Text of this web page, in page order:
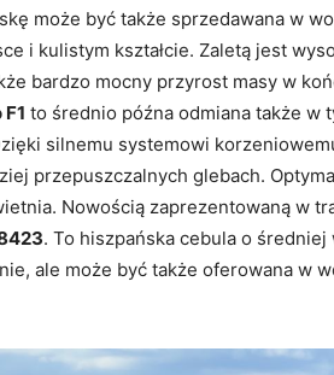
może być także sprzedawana w
i kulistym kształcie. Zaletą jest
bardzo mocny przyrost masy w
to średnio późna odmiana także w
silnemu systemowi
przepuszczalnych glebach.
Nowością zaprezentowaną w
. To hiszpańska cebula o
ale może być także oferowana w